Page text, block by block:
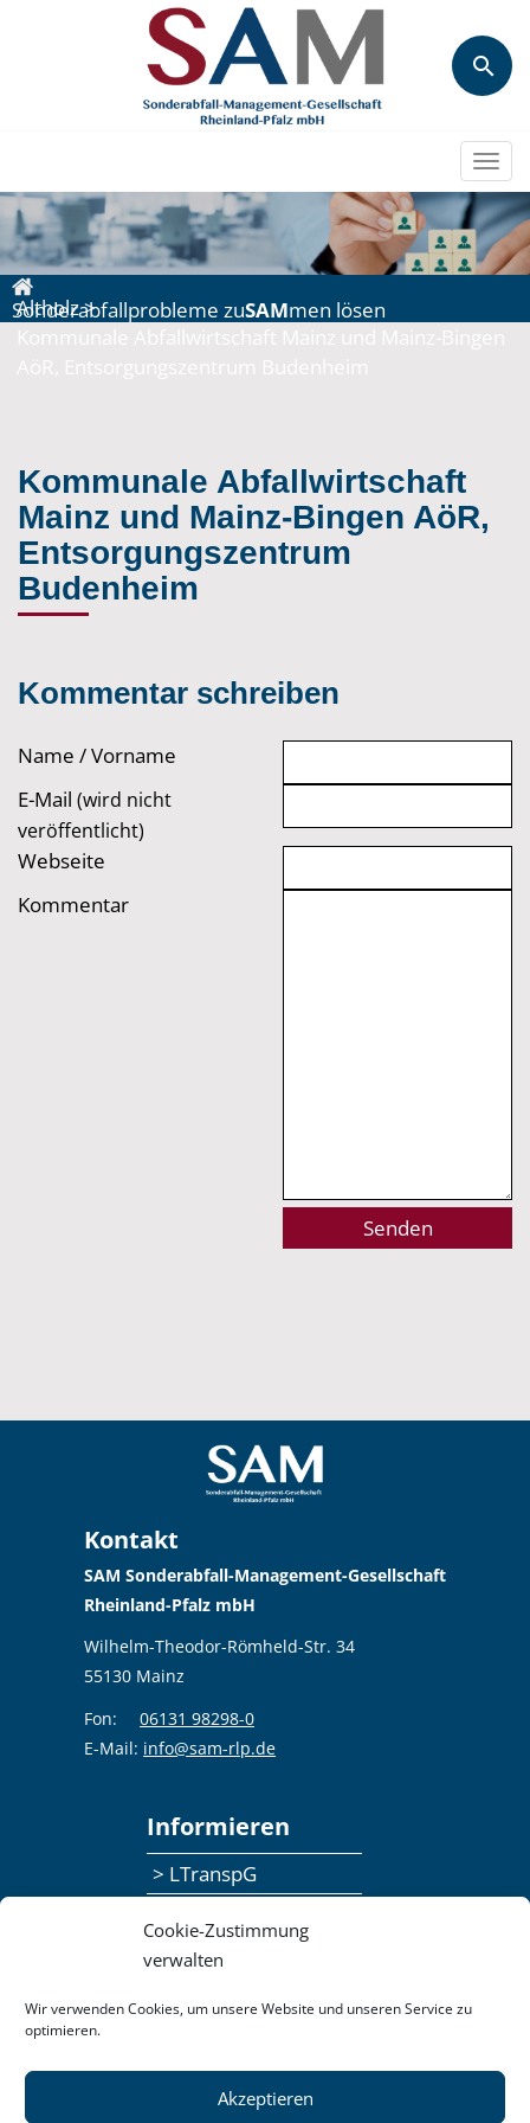
Cookie-Zustimmung
verwalten
Wir verwenden Cookies, um unsere Website und unseren Service zu
optimieren.
Akzeptieren
Altholz>
Sonderabfallprobleme zuSAMmen lösen
Kommunale Abfallwirtschaft
Mainz und Mainz-Bingen AöR,
Entsorgungszentrum
Budenheim
Kommentar schreiben
Name / Vorname
E-Mail (wird nicht
veröffentlicht)
Webseite
Kommentar
Kontakt
SAM Sonderabfall-Management-Gesellschaft
Rheinland-Pfalz mbH
Wilhelm-Theodor-Römheld-Str. 34
55130 Mainz
Fon:
06131 98298-0
E-Mail: info@sam-rlp.de
Informieren
> LTranspG
> Publikationen
Datenschutzerklärung